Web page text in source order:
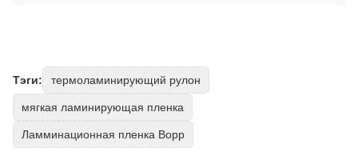
Тэги: термоламинирующий рулон
мягкая ламинирующая пленка
Ламминационная пленка Bopp